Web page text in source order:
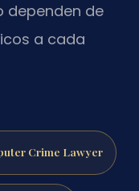
dependen de
a cada
Crime Lawyer